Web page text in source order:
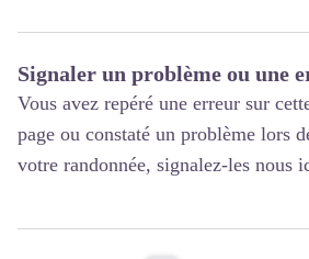
Signaler un problème ou une
Vous avez repéré une erreur sur
page ou constaté un problème lors
votre randonnée, signalez-les nous